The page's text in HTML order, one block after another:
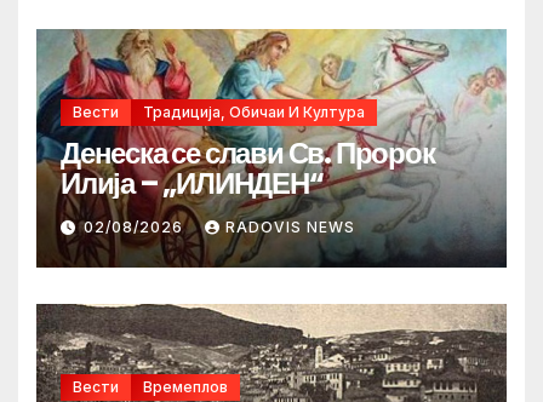
Вести Традиција, Обичаи И Култура
Денеска се слави Св. Пророк
Илија – „ИЛИНДЕН“
02/08/2026 RADOVIS NEWS
Вести Времеплов